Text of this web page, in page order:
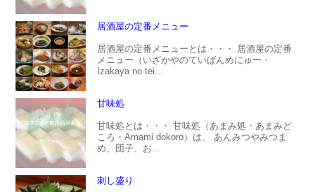
居酒屋の定番メニュー
居酒屋の定番メニューとは・・・ 居酒屋の定番
メニュー（いざかやのていばんめにゅー・
Izakaya no tei...
甘味処
甘味処とは・・・ 甘味処（あまみ処・あまみど
ころ・Amami dokoro）は、 あんみつやみつま
め、団子、お...
刺し盛り